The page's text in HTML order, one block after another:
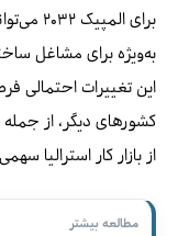
برای
به‌ویژه برای مشاغل
این تغییرات احتمالی
کشورهای دیگر، از جمله
از بازار کار استرالیا
مطالعه بیشتر